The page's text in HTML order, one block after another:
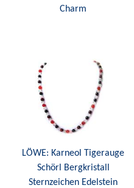
Charm
LÖWE: Karneol Tigerauge
Schörl Bergkristall
Sternzeichen Edelstein